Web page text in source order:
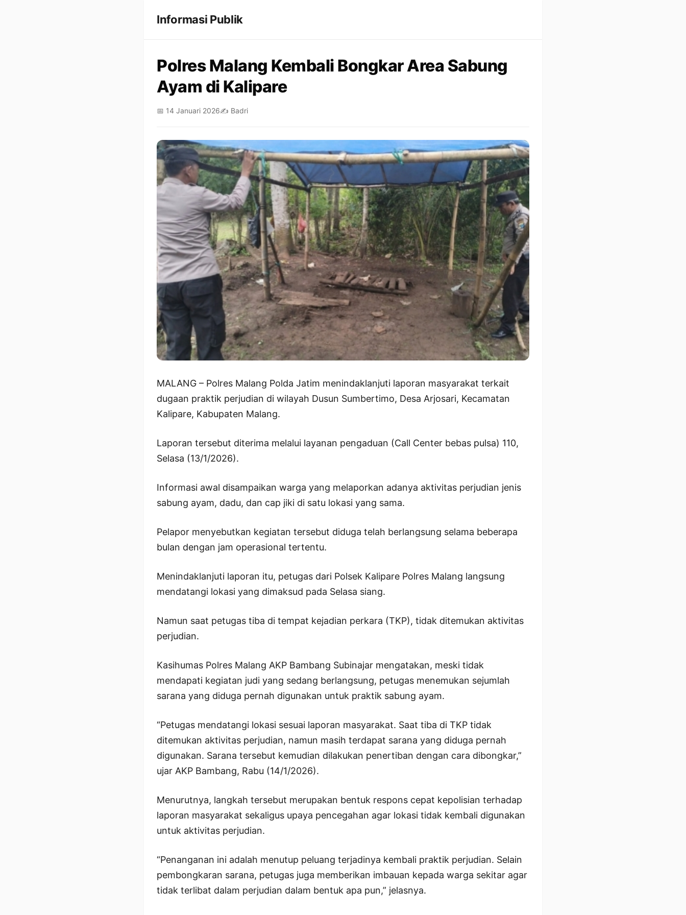
Informasi Publik
Polres Malang Kembali Bongkar Area Sabung
Ayam di Kalipare
📅 14 Januari 2026✍️ Badri
MALANG – Polres Malang Polda Jatim menindaklanjuti laporan masyarakat terkait
dugaan praktik perjudian di wilayah Dusun Sumbertimo, Desa Arjosari, Kecamatan
Kalipare, Kabupaten Malang.
Laporan tersebut diterima melalui layanan pengaduan (Call Center bebas pulsa) 110,
Selasa (13/1/2026).
Informasi awal disampaikan warga yang melaporkan adanya aktivitas perjudian jenis
sabung ayam, dadu, dan cap jiki di satu lokasi yang sama.
Pelapor menyebutkan kegiatan tersebut diduga telah berlangsung selama beberapa
bulan dengan jam operasional tertentu.
Menindaklanjuti laporan itu, petugas dari Polsek Kalipare Polres Malang langsung
mendatangi lokasi yang dimaksud pada Selasa siang.
Namun saat petugas tiba di tempat kejadian perkara (TKP), tidak ditemukan aktivitas
perjudian.
Kasihumas Polres Malang AKP Bambang Subinajar mengatakan, meski tidak
mendapati kegiatan judi yang sedang berlangsung, petugas menemukan sejumlah
sarana yang diduga pernah digunakan untuk praktik sabung ayam.
“Petugas mendatangi lokasi sesuai laporan masyarakat. Saat tiba di TKP tidak
ditemukan aktivitas perjudian, namun masih terdapat sarana yang diduga pernah
digunakan. Sarana tersebut kemudian dilakukan penertiban dengan cara dibongkar,”
ujar AKP Bambang, Rabu (14/1/2026).
Menurutnya, langkah tersebut merupakan bentuk respons cepat kepolisian terhadap
laporan masyarakat sekaligus upaya pencegahan agar lokasi tidak kembali digunakan
untuk aktivitas perjudian.
“Penanganan ini adalah menutup peluang terjadinya kembali praktik perjudian. Selain
pembongkaran sarana, petugas juga memberikan imbauan kepada warga sekitar agar
tidak terlibat dalam perjudian dalam bentuk apa pun,” jelasnya.